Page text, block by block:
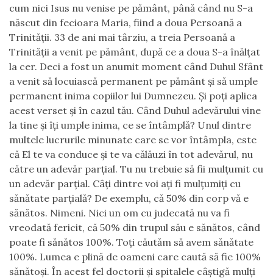
cum nici Isus nu venise pe pământ, până când nu S-a
născut din fecioara Maria, fiind a doua Persoană a
Trinităţii. 33 de ani mai târziu, a treia Persoană a
Trinităţii a venit pe pământ, după ce a doua S-a înălţat
la cer. Deci a fost un anumit moment când Duhul Sfânt
a venit să locuiască permanent pe pământ şi să umple
permanent inima copiilor lui Dumnezeu. Şi poţi aplica
acest verset şi în cazul tău. Când Duhul adevărului vine
la tine şi îţi umple inima, ce se întâmplă? Unul dintre
multele lucrurile minunate care se vor întâmpla, este
că El te va conduce şi te va călăuzi în tot adevărul, nu
către un adevăr parţial. Tu nu trebuie să fii mulţumit cu
un adevăr parţial. Câţi dintre voi aţi fi mulţumiţi cu
sănătate parţială? De exemplu, că 50% din corp vă e
sănătos. Nimeni. Nici un om cu judecată nu va fi
vreodată fericit, că 50% din trupul său e sănătos, când
poate fi sănătos 100%. Toţi căutăm să avem sănătate
100%. Lumea e plină de oameni care caută să fie 100%
sănătoşi. În acest fel doctorii şi spitalele câştigă mulţi